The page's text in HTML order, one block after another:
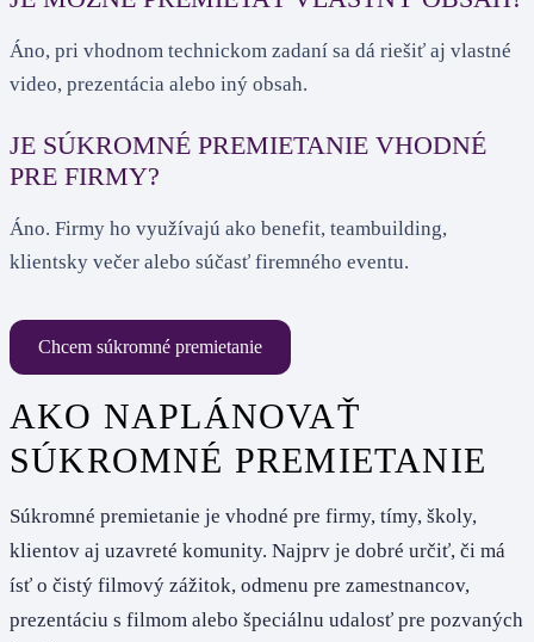
Áno, pri vhodnom technickom zadaní sa dá riešiť aj vlastné
video, prezentácia alebo iný obsah.
JE SÚKROMNÉ PREMIETANIE VHODNÉ
PRE FIRMY?
Áno. Firmy ho využívajú ako benefit, teambuilding,
klientsky večer alebo súčasť firemného eventu.
Chcem súkromné premietanie
AKO NAPLÁNOVAŤ
SÚKROMNÉ PREMIETANIE
Súkromné premietanie je vhodné pre firmy, tímy, školy,
klientov aj uzavreté komunity. Najprv je dobré určiť, či má
ísť o čistý filmový zážitok, odmenu pre zamestnancov,
prezentáciu s filmom alebo špeciálnu udalosť pre pozvaných